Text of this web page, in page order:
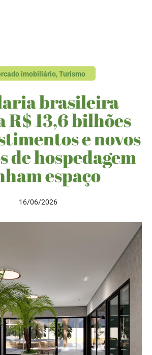
imobiliário,Turismo
brasileira
13,6 bilhões
e novos
de hospedagem
espaço
16/06/2026